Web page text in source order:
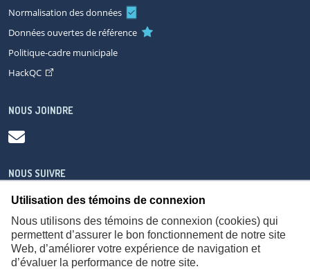
Utilisation des témoins de connexion
Nous utilisons des témoins de connexion (cookies) qui
permettent d’assurer le bon fonctionnement de notre site
Web, d’améliorer votre expérience de navigation et
d’évaluer la performance de notre site.
Normalisation des données
Données ouvertes de référence
Politique-cadre municipale
HackQC
NOUS JOINDRE
NOUS SUIVRE
À propos Accessibilité Plan du site Consignes de sécurité